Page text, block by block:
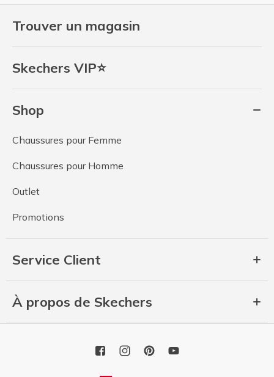
Trouver un magasin
Skechers VIP⭐
Shop
Chaussures pour Femme
Chaussures pour Homme
Outlet
Promotions
Service Client
À propos de Skechers